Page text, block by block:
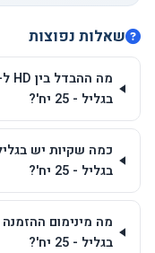
שאלות נפוצות
בגליל - 25 יח'?
בגליל - 25 יח'?
בגליל - 25 יח'?